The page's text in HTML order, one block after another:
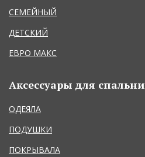
СЕМЕЙНЫЙ
ДЕТСКИЙ
ЕВРО МАКС
Аксессуары для спальни
ОДЕЯЛА
ПОДУШКИ
ПОКРЫВАЛА